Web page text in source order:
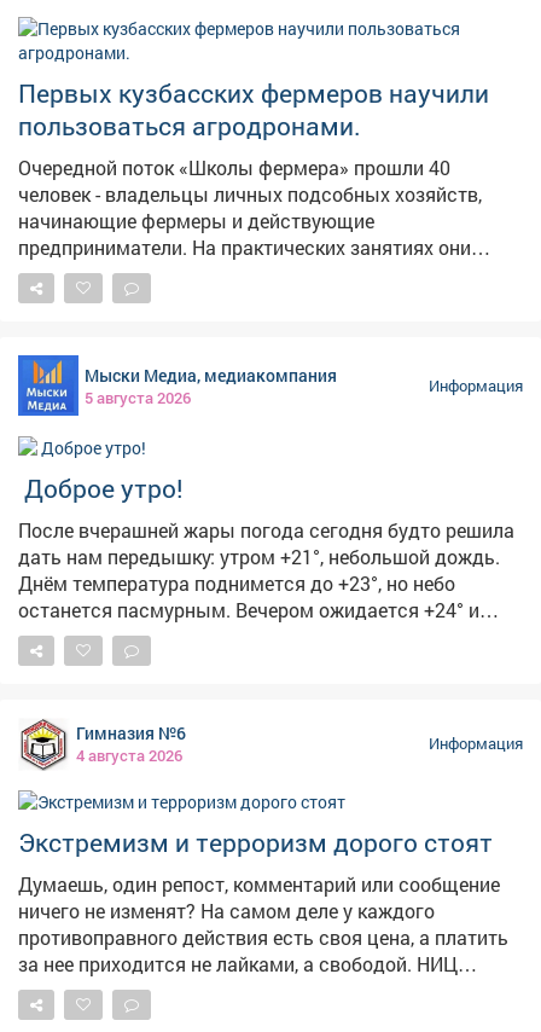
Первых кузбасских фермеров научили
пользоваться агродронами.
Очередной поток «Школы фермера» прошли 40
человек - владельцы личных подсобных хозяйств,
начинающие фермеры и действующие
предприниматели. На практических занятиях они
выезжали в поля, пилотировали беспилотники,
настраивали оборудование, учились составлять
группа сельскохозяйственных предпринимателей
изучала технологии агротуризма. Развитие сельского
хозяйства - одно из стратегических приоритетов для
экономики Кузбасса. Программа «Школа фермера»
открывает новые возможности для всех, кто
заинтересован в работе на земле. Успех каждого
укрепление продовольственной безопасности,
повышение экономической устойчивости всего
региона.
Мыски Медиа, медиакомпания
5 августа 2026
Информация
Доброе утро!
После вчерашней жары погода сегодня будто решила
дать нам передышку: утром +21°, небольшой дождь.
Днём температура поднимется до +23°, но небо
останется пасмурным. Вечером ожидается +24° и
облачно с прояснениями, а ночью похолодает до +17°-
пасмурно. 🏙5августа чествуем изобретение, без
город. 🚦С Международным днём светофора! Первый
светофор появился в 1868году в Лондоне-он был
механическим, работал на газе и управлялся вручную.
Электрическую версию с красным и зелёным
жёлтый цвет добавили позже, чтобы предупреждать о
смене сигнала. В России светофоры начали
появляться в 1930‑х годах.
Гимназия №6
4 августа 2026
Информация
Экстремизм и терроризм дорого стоят
Думаешь, один репост, комментарий или сообщение
ничего не изменят? На самом деле у каждого
противоправного действия есть своя цена, а платить
за нее приходится не лайками, а свободой. НИЦ
Мониторинга и профилактики подготовил «прайс-
лист», который наглядно показывает последствия